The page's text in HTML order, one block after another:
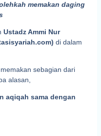
memakan daging
Ustadz Ammi Nur
di dalam
sebagian dari
alasan,
aqiqah sama dengan